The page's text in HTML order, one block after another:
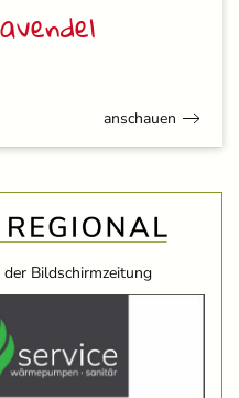
anschauen
Bildschirmzeitung